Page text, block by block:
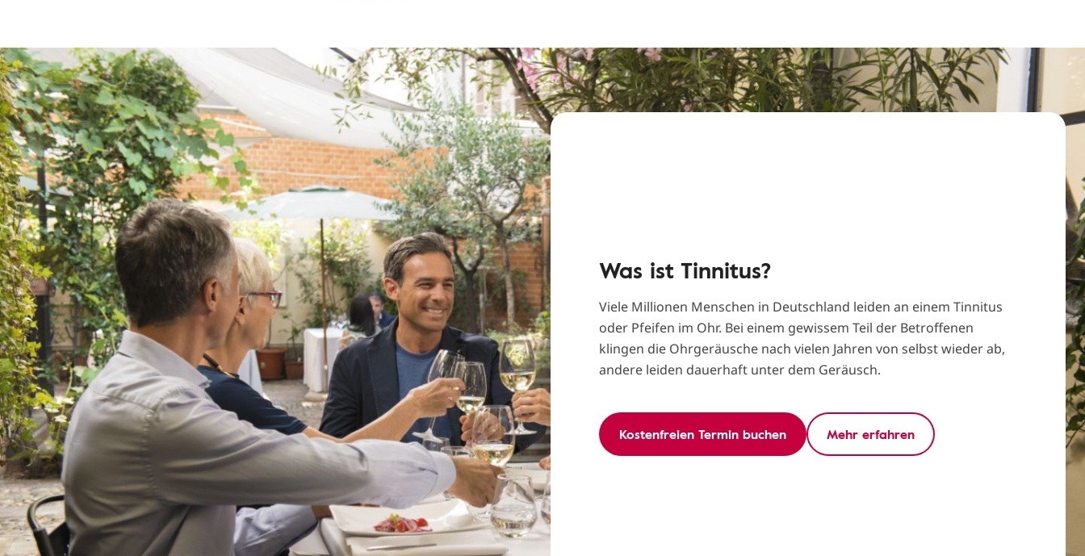
Was ist Tinnitus?
Viele Millionen Menschen in Deutschland leiden an einem Tinnitus
oder Pfeifen im Ohr. Bei einem gewissem Teil der Betroffenen
klingen die Ohrgeräusche nach vielen Jahren von selbst wieder ab,
andere leiden dauerhaft unter dem Geräusch.
Kostenfreien Termin buchen Mehr erfahren